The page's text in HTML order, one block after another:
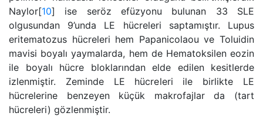
Naylor[10] ise seröz efüzyonu bulunan 33 SLE
olgusundan 9’unda LE hücreleri saptamıştır. Lupus
eritematozus hücreleri hem Papanicolaou ve Toluidin
mavisi boyalı yaymalarda, hem de Hematoksilen eozin
ile boyalı hücre bloklarından elde edilen kesitlerde
izlenmiştir. Zeminde LE hücreleri ile birlikte LE
hücrelerine benzeyen küçük makrofajlar da (tart
hücreleri) gözlenmiştir.